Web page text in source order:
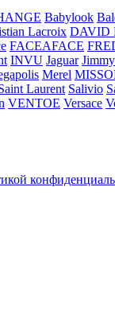
Babylook
Lacroix DAVID
FACEAFACE
INVU Jaguar
Merel
Laurent Salivio
VENTOE Versace